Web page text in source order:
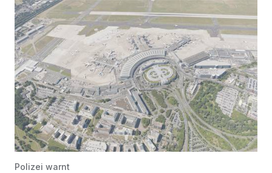
Vorsicht bei dubiosen „Park & Fly“-Anbietern
Polizei warnt